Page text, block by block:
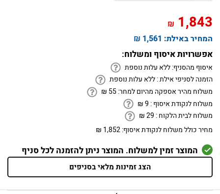
₪
1,843
₪
המחיר באילת: 1,561 ₪
אפשרויות איסוף ומשלוח:
איסוף מהסניף:ללא עלות נוספת
הזמנה לסניפי אילת :ללא עלות נוספת
משלוח מהיר אספקה מהיום למחר:
₪ 55
משלוח לנקודת איסוף :
₪9
משלוח לבית הלקוח :
₪29
מחיר כולל משלוח לנקודת איסוף:1,852 ₪
המוצר זמין למשלוח. המוצר ניתן להזמנה לכל סניף
הצג זמינות מלאי בסניפים